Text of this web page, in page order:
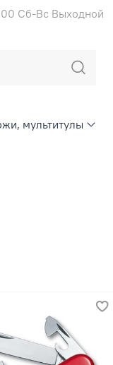
Сб-Вс Выходной
мультитулы